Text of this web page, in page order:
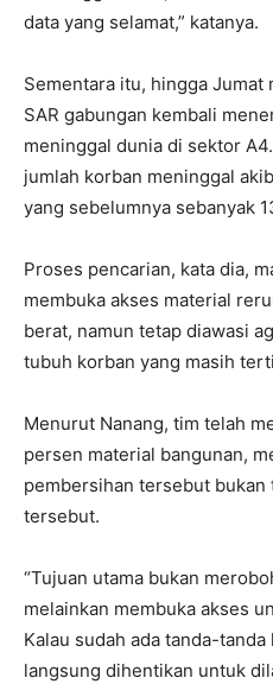
data yang selamat,” katanya.
Sementara itu, hingga Jumat
SAR gabungan kembali
meninggal dunia di sektor
jumlah korban meninggal
yang sebelumnya sebanyak
Proses pencarian, kata dia,
membuka akses material
berat, namun tetap diawasi
tubuh korban yang masih
Menurut Nanang, tim telah
persen material bangunan,
pembersihan tersebut bukan
tersebut.
“Tujuan utama bukan
melainkan membuka akses
Kalau sudah ada tanda-
langsung dihentikan untuk